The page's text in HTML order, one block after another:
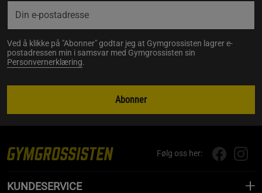
Ved å klikke på "Abonner" godtar jeg at Gymgrossisten lagrer e-
postadressen min i samsvar med Gymgrossisten sin
Personvernerklæring.
Abonner
Følg oss her:
KUNDESERVICE